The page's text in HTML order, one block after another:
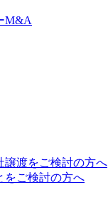
M&A
譲渡をご検討の方へ
をご検討の方へ